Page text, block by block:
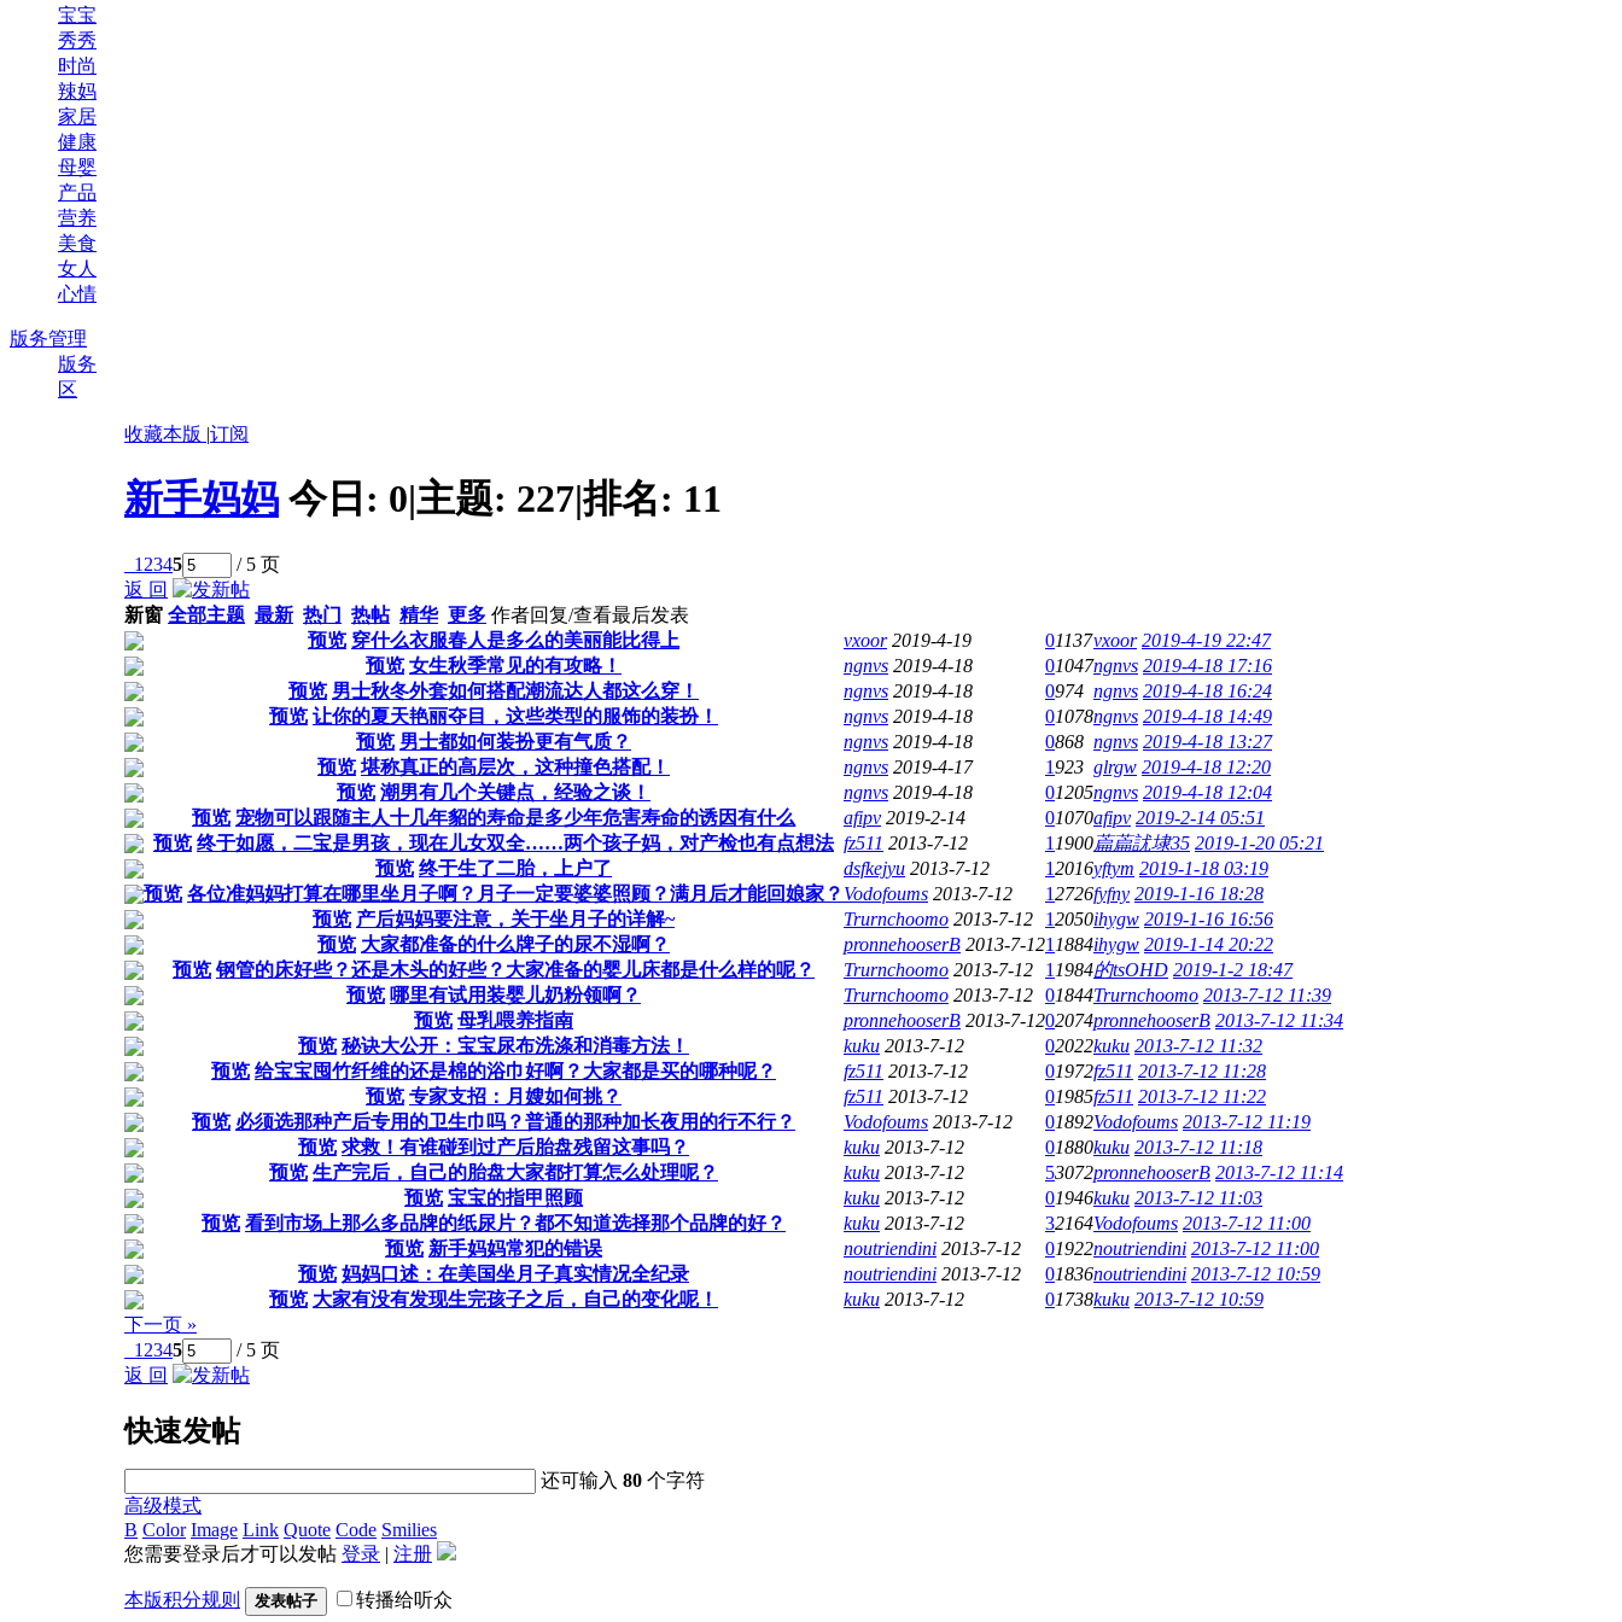
宝宝
秀秀
时尚
辣妈
家居
健康
母婴
产品
营养
美食
女人
心情
版务管理
版务
区
收藏本版 |订阅
新手妈妈 今日: 0|主题: 227|排名: 11
1 2345
/ 5 页
返 回
新窗 全部主题 最新 热门 热帖 精华 更多 作者回复/查看最后发表
预览 穿什么衣服春人是多么的美丽能比得上 vxoor 2019-4-19 01137vxoor 2019-4-19 22:47
预览 女生秋季常见的有攻略！ ngnvs 2019-4-18 01047ngnvs 2019-4-18 17:16
预览 男士秋冬外套如何搭配潮流达人都这么穿！ ngnvs 2019-4-18 0974 ngnvs 2019-4-18 16:24
预览 让你的夏天艳丽夺目，这些类型的服饰的装扮！ ngnvs 2019-4-18 01078ngnvs 2019-4-18 14:49
预览 男士都如何装扮更有气质？ ngnvs 2019-4-18 0868 ngnvs 2019-4-18 13:27
预览 堪称真正的高层次，这种撞色搭配！ ngnvs 2019-4-17 1923 glrgw 2019-4-18 12:20
预览 潮男有几个关键点，经验之谈！ ngnvs 2019-4-18 01205ngnvs 2019-4-18 12:04
预览 宠物可以跟随主人十几年貂的寿命是多少年危害寿命的诱因有什么 afipv 2019-2-14 01070afipv 2019-2-14 05:51
预览 终于如愿，二宝是男孩，现在儿女双全……两个孩子妈，对产检也有点想法 fz511 2013-7-12 1 1900萹萹訧埭35 2019-1-20 05:21
预览 终于生了二胎，上户了 dsfkejyu 2013-7-12 12016yftym 2019-1-18 03:19
预览 各位准妈妈打算在哪里坐月子啊？月子一定要婆婆照顾？满月后才能回娘家？ Vodofoums 2013-7-12 12726fyfny 2019-1-16 18:28
预览 产后妈妈要注意，关于坐月子的详解~ Trurnchoomo 2013-7-12 12050ihygw 2019-1-16 16:56
预览 大家都准备的什么牌子的尿不湿啊？ pronnehooserB 2013-7-121 1884ihygw 2019-1-14 20:22
预览 钢管的床好些？还是木头的好些？大家准备的婴儿床都是什么样的呢？ Trurnchoomo 2013-7-12 1 1984的tsOHD 2019-1-2 18:47
预览 哪里有试用装婴儿奶粉领啊？ Trurnchoomo 2013-7-12 01844Trurnchoomo 2013-7-12 11:39
预览 母乳喂养指南 pronnehooserB 2013-7-1202074pronnehooserB 2013-7-12 11:34
预览 秘诀大公开：宝宝尿布洗涤和消毒方法！ kuku 2013-7-12 02022kuku 2013-7-12 11:32
预览 给宝宝囤竹纤维的还是棉的浴巾好啊？大家都是买的哪种呢？ fz511 2013-7-12 01972fz511 2013-7-12 11:28
预览 专家支招：月嫂如何挑？ fz511 2013-7-12 01985fz511 2013-7-12 11:22
预览 必须选那种产后专用的卫生巾吗？普通的那种加长夜用的行不行？ Vodofoums 2013-7-12 01892Vodofoums 2013-7-12 11:19
预览 求救！有谁碰到过产后胎盘残留这事吗？ kuku 2013-7-12 01880kuku 2013-7-12 11:18
预览 生产完后，自己的胎盘大家都打算怎么处理呢？ kuku 2013-7-12 53072pronnehooserB 2013-7-12 11:14
预览 宝宝的指甲照顾 kuku 2013-7-12 01946kuku 2013-7-12 11:03
预览 看到市场上那么多品牌的纸尿片？都不知道选择那个品牌的好？ kuku 2013-7-12 32164Vodofoums 2013-7-12 11:00
预览 新手妈妈常犯的错误 noutriendini 2013-7-12 01922noutriendini 2013-7-12 11:00
预览 妈妈口述：在美国坐月子真实情况全纪录 noutriendini 2013-7-12 01836noutriendini 2013-7-12 10:59
预览 大家有没有发现生完孩子之后，自己的变化呢！ kuku 2013-7-12 01738kuku 2013-7-12 10:59
下一页 »
1 2345
/ 5 页
返 回
快速发帖
还可输入80 个字符
高级模式
B Color Image Link Quote Code Smilies
您需要登录后才可以发帖 登录 | 注册
本版积分规则 发表帖子 转播给听众